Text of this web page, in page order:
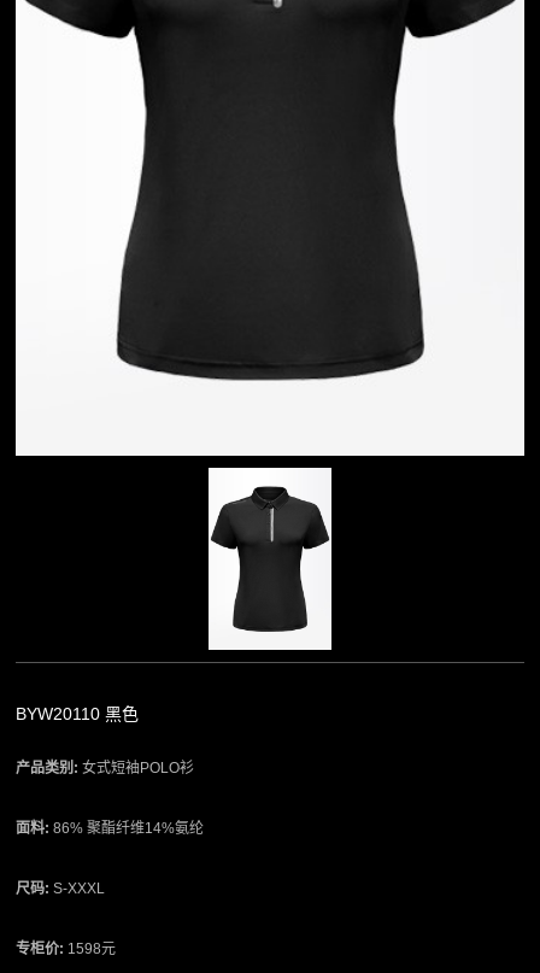
BYW20110 黑色
产品类别:女式短袖POLO衫
面料:86% 聚酯纤维14%氨纶
尺码: S-XXXL
专柜价: 1598元